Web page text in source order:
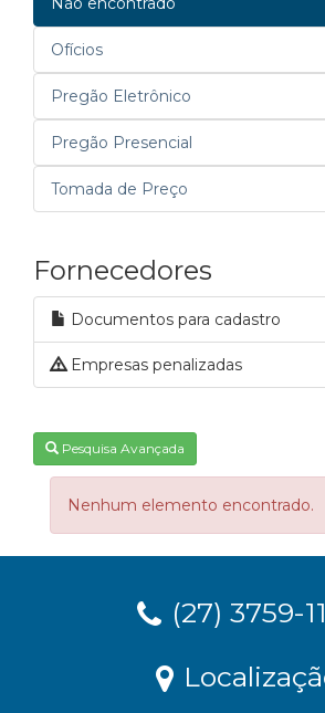
Ofícios
Pregão Eletrônico
Pregão Presencial
Tomada de Preço
Fornecedores
Documentos para cadastro
Empresas penalizadas
Pesquisa Avançada
Nenhum elemento encontrado.
(27) 3759-